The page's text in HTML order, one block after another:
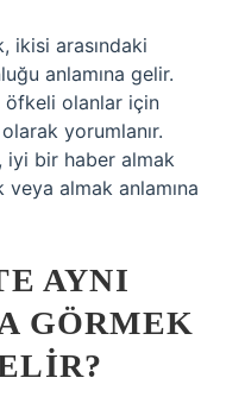
ikisi arasındaki
anlamına gelir.
öfkeli olanlar için
yorumlanır.
iyi bir haber almak
almak anlamına
AYNI
GÖRMEK